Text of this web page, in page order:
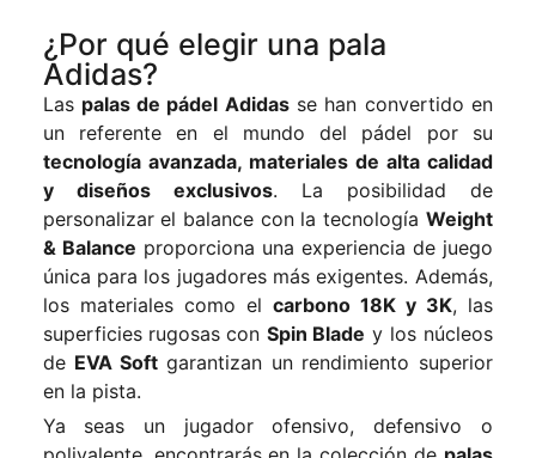
¿Por qué elegir una pala
Adidas?
Las palas de pádel Adidasse han convertido en
un referente en el mundo del pádel por su
tecnología avanzada, materiales de alta calidad
y diseños exclusivos. La posibilidad de
personalizar el balance con la tecnología Weight
& Balance proporciona una experiencia de juego
única para los jugadores más exigentes. Además,
los materiales como el carbono 18K y 3K, las
superficies rugosas con Spin Blade y los núcleos
de EVA Softgarantizan un rendimiento superior
en la pista.
Ya seas un jugador ofensivo, defensivo o